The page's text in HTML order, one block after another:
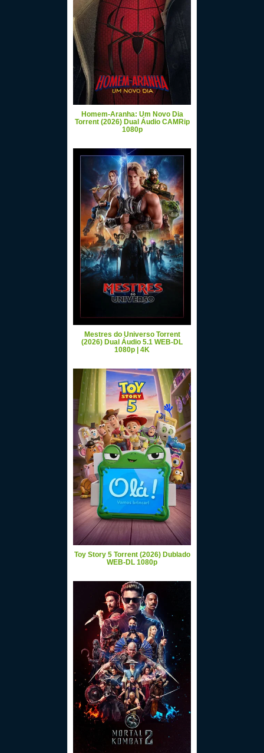
Homem-Aranha: Um Novo Dia
Torrent (2026) Dual Áudio CAMRip
1080p
Mestres do Universo Torrent
(2026) Dual Áudio 5.1 WEB-DL
1080p | 4K
Toy Story 5 Torrent (2026) Dublado
WEB-DL 1080p